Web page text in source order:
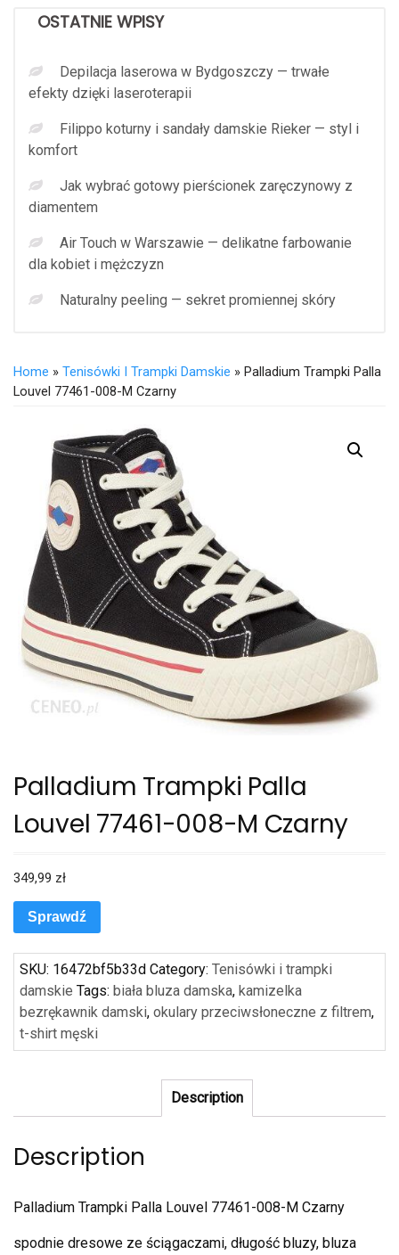
OSTATNIE WPISY
Depilacja laserowa w Bydgoszczy — trwałe
efekty dzięki laseroterapii
Filippo koturny i sandały damskie Rieker — styl i
komfort
Jak wybrać gotowy pierścionek zaręczynowy z
diamentem
Air Touch w Warszawie — delikatne farbowanie
dla kobiet i mężczyzn
Naturalny peeling — sekret promiennej skóry
Home » Tenisówki I Trampki Damskie » Palladium Trampki Palla
Louvel 77461-008-M Czarny
Palladium Trampki Palla
Louvel 77461-008-M Czarny
349,99 zł
Sprawdź
SKU: 16472bf5b33d Category: Tenisówki i trampki
damskie Tags: biała bluza damska, kamizelka
bezrękawnik damski, okulary przeciwsłoneczne z filtrem,
t-shirt męski
Description
Description
Palladium Trampki Palla Louvel 77461-008-M Czarny
spodnie dresowe ze ściągaczami, długość bluzy, bluza